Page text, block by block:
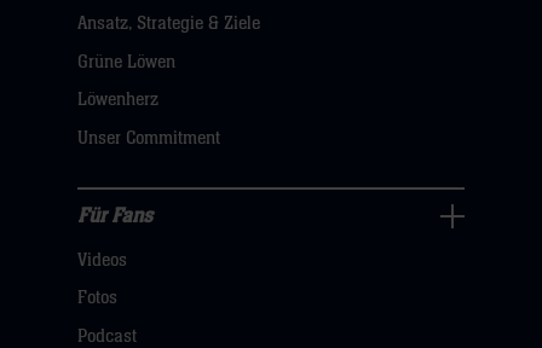
Navigation
öffnen,
dann
hier
Ansatz, Strategie & Ziele
Grüne Löwen
Löwenherz
Unser Commitment
Fans
Navigation
öffnen,
Für Fans
Videos
Fotos
Podcast